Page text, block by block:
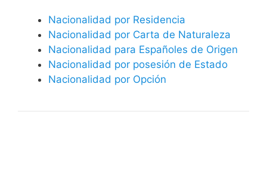
Nacionalidad por Residencia
Nacionalidad por Carta de Naturaleza
Nacionalidad para Españoles de Origen
Nacionalidad por posesión de Estado
Nacionalidad por Opción